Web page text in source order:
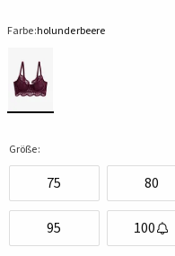
Farbe:holunderbeere
Größe:
75 80
95 100